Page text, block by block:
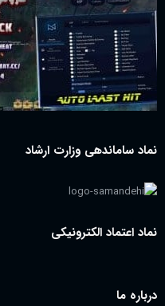
نماد ساماندهی وزارت ارشاد
نماد اعتماد الکترونیکی
درباره ما